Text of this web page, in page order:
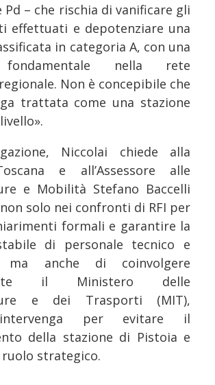
Pd – che rischia di vanificare gli
effettuati e depotenziare una
in categoria A, con una
fondamentale nella rete
Non è concepibile che
trattata come una stazione
Niccolai chiede alla
e all’Assessore alle
e Mobilità Stefano Baccelli
solo nei confronti di RFI per
formali e garantire la
di personale tecnico e
ma anche di coinvolgere
il Ministero delle
e dei Trasporti (MIT),
per evitare il
della stazione di Pistoia e
strategico.